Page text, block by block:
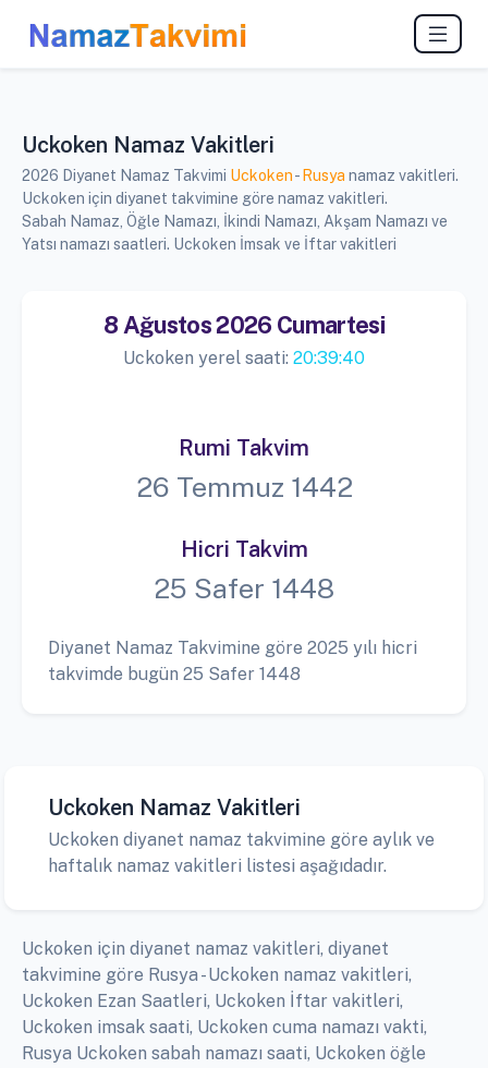
Uckoken Namaz Vakitleri
2026 Diyanet Namaz Takvimi Uckoken- Rusya namaz vakitleri.
Uckoken için diyanet takvimine göre namaz vakitleri.
Sabah Namaz, Öğle Namazı, İkindi Namazı, Akşam Namazı ve
Yatsı namazı saatleri. Uckoken İmsak ve İftar vakitleri
8 Ağustos 2026 Cumartesi
Uckoken yerel saati: 20:39:40
Rumi Takvim
26 Temmuz 1442
Hicri Takvim
25 Safer 1448
Diyanet Namaz Takvimine göre 2025 yılı hicri
takvimde bugün 25 Safer 1448
Uckoken Namaz Vakitleri
Uckoken diyanet namaz takvimine göre aylık ve
haftalık namaz vakitleri listesi aşağıdadır.
Uckoken için diyanet namaz vakitleri, diyanet
takvimine göre Rusya - Uckoken namaz vakitleri,
Uckoken Ezan Saatleri, Uckoken İftar vakitleri,
Uckoken imsak saati, Uckoken cuma namazı vakti,
Rusya Uckoken sabah namazı saati, Uckoken öğle